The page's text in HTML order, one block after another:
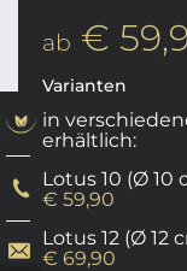
ab €
Varianten
in
erhältlich:
Lotus 10 (Ø 10
€ 59,90
Lotus 12 (Ø 12
€ 69,90